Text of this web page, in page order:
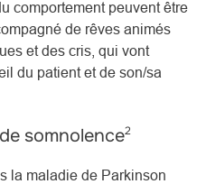
comportement peuvent être
de rêves animés
et des cris, qui vont
du patient et de son/sa
somnolence2
la maladie de Parkinson